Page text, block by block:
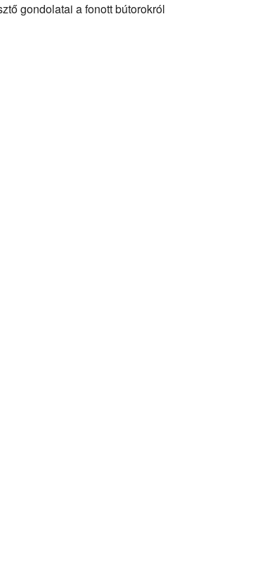
gondolatai a fonott bútorokról